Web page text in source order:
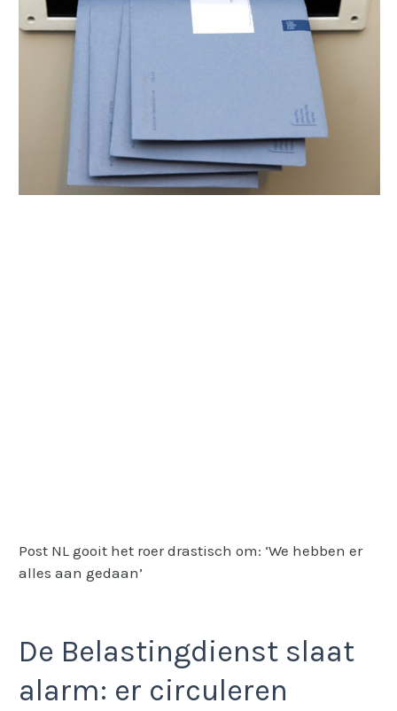
Post NL gooit het roer drastisch om: ‘We hebben er
alles aan gedaan’
De Belastingdienst slaat
alarm: er circuleren